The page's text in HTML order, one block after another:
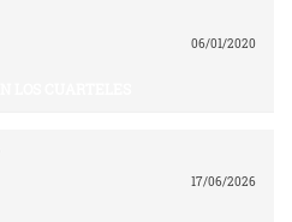
06/01/2020
17/06/2026